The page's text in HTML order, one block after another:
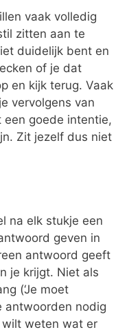
vaak volledig
zitten aan te
duidelijk bent en
of je dat
en kijk terug. Vaak
vervolgens van
goede intentie,
Zit jezelf dus niet
na elk stukje een
geven in
antwoord geeft
je krijgt. Niet als
(‘Je moet
antwoorden nodig
weten wat er